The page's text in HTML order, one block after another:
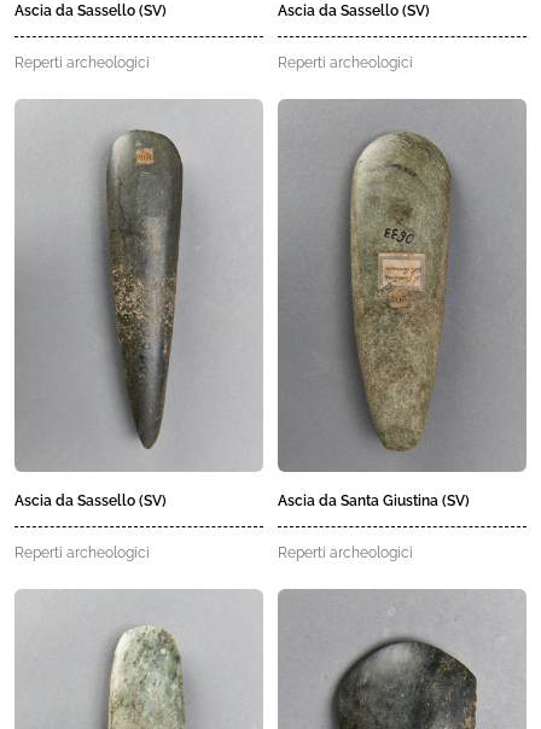
Ascia da Sassello (SV)
Reperti archeologici
Ascia da Sassello (SV)
Reperti archeologici
Ascia da Sassello (SV)
Reperti archeologici
Ascia da Santa Giustina (SV)
Reperti archeologici